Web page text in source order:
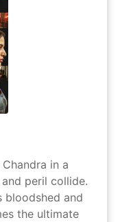
in a
peril collide.
bloodshed and
the ultimate